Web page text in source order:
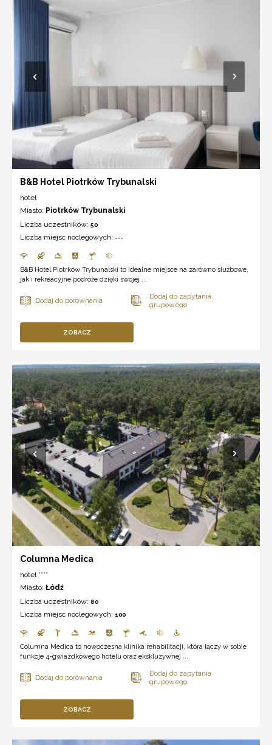
B&B Hotel Piotrków Trybunalski
hotel
Miasto: Piotrków Trybunalski
Liczba uczestników: 50
Liczba miejsc noclegowych: ---
B&B Hotel Piotrków Trybunalski to idealne miejsce na zarówno służbowe,
jak i rekreacyjne podróże dzięki swojej ...
ZOBACZ
Columna Medica
hotel ****
Miasto: Łódź
Liczba uczestników: 80
Liczba miejsc noclegowych: 100
Columna Medica to nowoczesna klinika rehabilitacji, która łączy w sobie
funkcje 4-gwiazdkowego hotelu oraz ekskluzywnej ...
ZOBACZ